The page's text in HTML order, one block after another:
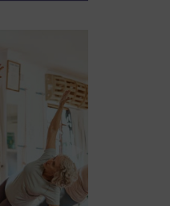
• 14h00